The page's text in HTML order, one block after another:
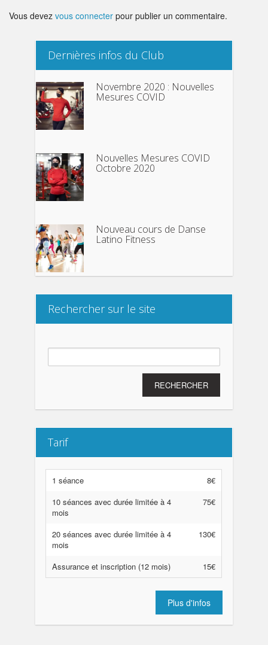
Vous devez vous connecter pour publier un commentaire.
Dernières infos du Club
Novembre 2020 : Nouvelles
Mesures COVID
Nouvelles Mesures COVID
Octobre 2020
Nouveau cours de Danse
Latino Fitness
Rechercher sur le site
Rechercher :
Tarif
1 séance
8€
10 séances avec durée limitée à 4
mois
75€
20 séances avec durée limitée à 4
mois
130€
Assurance et inscription (12 mois) 15€
Plus d'infos